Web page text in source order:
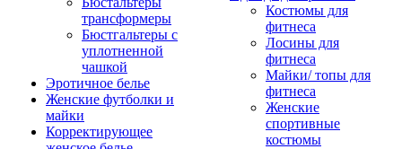
трансформеры
Бюстгальтеры с
уплотненной
чашкой
Эротичное белье
Женские футболки и
майки
Корректирующее
Костюмы для
фитнеса
Лосины для
фитнеса
Майки/ топы для
фитнеса
Женские
спортивные
костюмы